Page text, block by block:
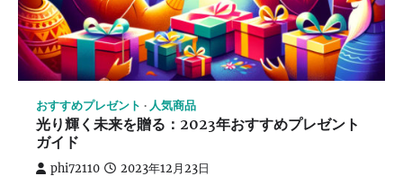
おすすめプレゼント 人気商品
光り輝く未来を贈る：2023年おすすめプレゼント
ガイド
phi72110 2023年12月23日